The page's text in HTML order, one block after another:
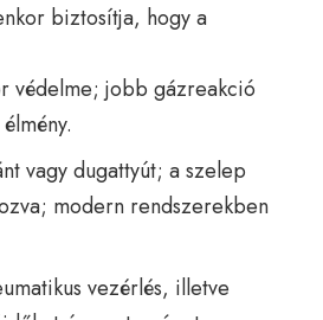
biztosítja, hogy a
védelme; jobb gázreakció
vagy dugattyút; a szelep
modern rendszerekben
vezérlés, illetve